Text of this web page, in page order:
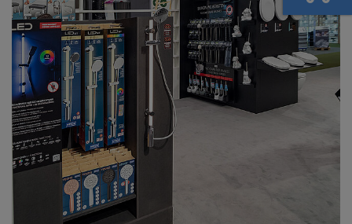
COMPANY
NEWS
TRADE FAIRS
CONTACT